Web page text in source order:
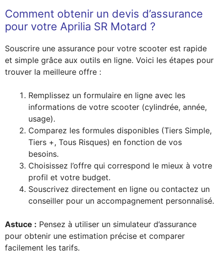
Comment obtenir un devis d’assurance
pour votre Aprilia SR Motard ?
Souscrire une assurance pour votre scooter est rapide
et simple grâce aux outils en ligne. Voici les étapes pour
trouver la meilleure offre :
Remplissez un formulaire en ligne avec les
informations de votre scooter (cylindrée, année,
usage).
Comparez les formules disponibles (Tiers Simple,
Tiers +, Tous Risques) en fonction de vos
besoins.
Choisissez l’offre qui correspond le mieux à votre
profil et votre budget.
Souscrivez directement en ligne ou contactez un
conseiller pour un accompagnement personnalisé.
Astuce : Pensez à utiliser un simulateur d’assurance
pour obtenir une estimation précise et comparer
facilement les tarifs.